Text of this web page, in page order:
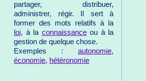
partager, distribuer,
administrer, régir. Il sert à
former des mots relatifs à la
loi, à la connaissanceou à la
gestion de quelque chose.
Exemples : autonomie,
économie, hétéronomie